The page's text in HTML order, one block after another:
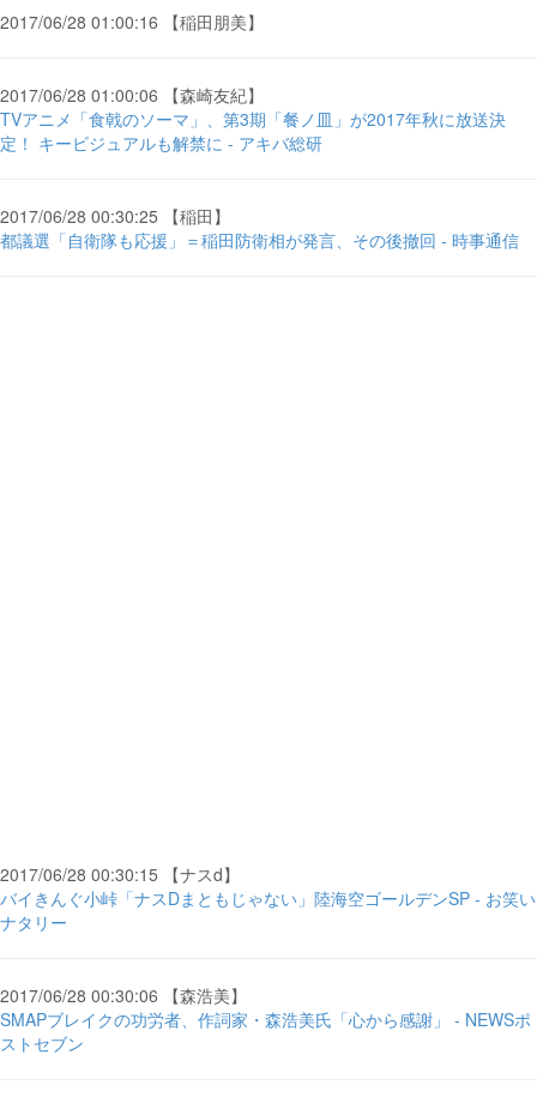
2017/06/28 01:00:16 【稲田朋美】
2017/06/28 01:00:06 【森崎友紀】
TVアニメ「食戟のソーマ」、第3期「餐ノ皿」が2017年秋に放送決
定！ キービジュアルも解禁に - アキバ総研
2017/06/28 00:30:25 【稲田】
都議選「自衛隊も応援」＝稲田防衛相が発言、その後撤回 - 時事通信
2017/06/28 00:30:15 【ナスd】
バイきんぐ小峠「ナスDまともじゃない」陸海空ゴールデンSP - お笑い
ナタリー
2017/06/28 00:30:06 【森浩美】
SMAPブレイクの功労者、作詞家・森浩美氏「心から感謝」 - NEWSポ
ストセブン